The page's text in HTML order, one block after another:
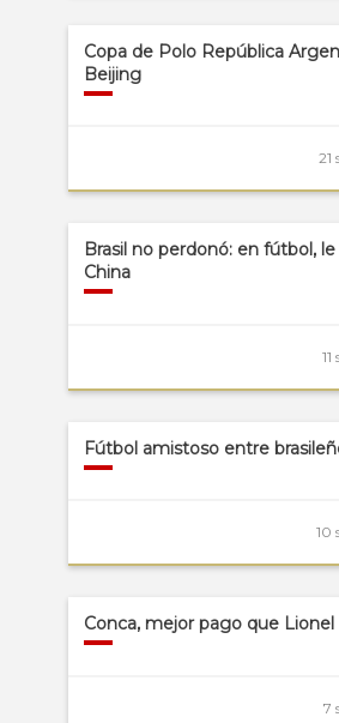
Copa de Polo República
Beijing
21
Brasil no perdonó: en fútbol,
China
Fútbol amistoso entre
10
Conca, mejor pago que Lionel
7